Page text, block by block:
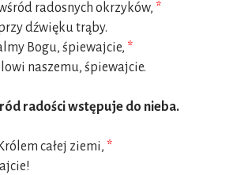
radosnych okrzyków, *
dźwięku trąby.
Bogu, śpiewajcie, *
naszemu, śpiewajcie.
radości wstępuje do nieba.
całej ziemi, *